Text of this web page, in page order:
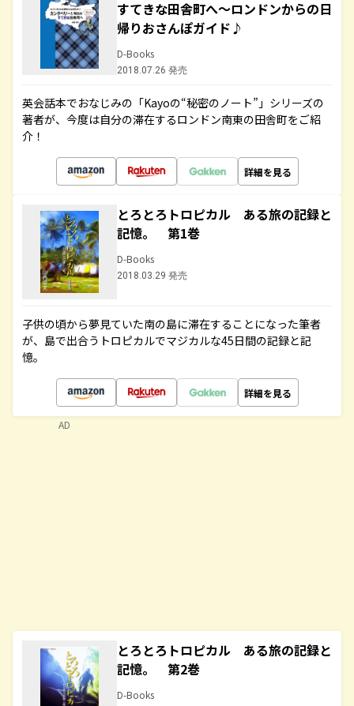
すてきな田舎町へ～ロンドンからの日
帰りおさんぽガイド♪
D-Books
2018.07.26 発売
英会話本でおなじみの「Kayoの“秘密のノート”」シリーズの
著者が、今度は自分の滞在するロンドン南東の田舎町をご紹
介！
詳細を見る
とろとろトロピカル ある旅の記録と
記憶。 第1巻
D-Books
2018.03.29 発売
子供の頃から夢見ていた南の島に滞在することになった筆者
が、島で出合うトロピカルでマジカルな45日間の記録と記
憶。
詳細を見る
とろとろトロピカル ある旅の記録と
記憶。 第2巻
D-Books
AD